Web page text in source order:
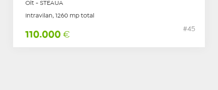
Olt - STEAUA
Intravilan, 1260 mp total
110.000 €
#45